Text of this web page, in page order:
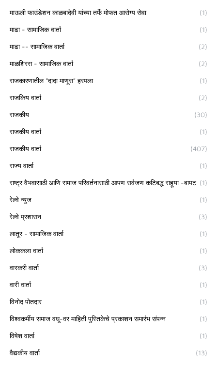
माऊली फाउंडेशन काळबादेवी यांच्या तर्फे मोफत आरोग्य सेवा (1)
माढा - सामाजिक वार्ता (1)
माढा -- सामाजिक वार्ता (2)
माळशिरस - सामाजिक वार्ता (2)
राजकारणातील "दादा माणूस" हरपला (1)
राजकिय वार्ता (2)
राजकीय (30)
राजकीय वार्ता (1)
राजकीय वार्ता (407)
राज्य वार्ता (1)
राष्ट्र वैभवासाठी आणि समाज परिवर्तनासाठी आपण सर्वजण कटिबद्ध राहूया -बापट (1)
रेल्वे न्युज (1)
रेल्वे प्रशासन (3)
लातूर - सामाजिक वार्ता (1)
लोककला वार्ता (1)
वारकरी वार्ता (3)
वारी वार्ता (1)
विनोद पोतदार (1)
विश्वकर्मीय समाज वधू-वर माहिती पुस्तिकेचे प्रकाशन समारंभ संपन्न (1)
विषेश वार्ता (1)
वैद्यकीय वार्ता (13)